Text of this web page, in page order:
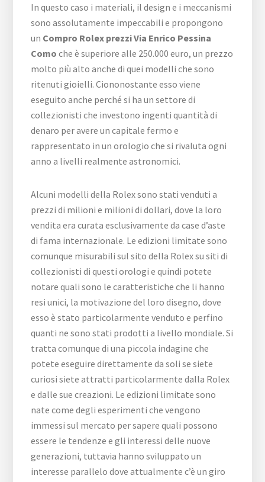
In questo caso i materiali, il design e i meccanismi
sono assolutamente impeccabili e propongono
un Compro Rolex prezzi Via Enrico Pessina
Como che è superiore alle 250.000 euro, un prezzo
molto più alto anche di quei modelli che sono
ritenuti gioielli. Ciononostante esso viene
eseguito anche perché si ha un settore di
collezionisti che investono ingenti quantità di
denaro per avere un capitale fermo e
rappresentato in un orologio che si rivaluta ogni
anno a livelli realmente astronomici.
Alcuni modelli della Rolex sono stati venduti a
prezzi di milioni e milioni di dollari, dove la loro
vendita era curata esclusivamente da case d’aste
di fama internazionale. Le edizioni limitate sono
comunque misurabili sul sito della Rolex su siti di
collezionisti di questi orologi e quindi potete
notare quali sono le caratteristiche che li hanno
resi unici, la motivazione del loro disegno, dove
esso è stato particolarmente venduto e perfino
quanti ne sono stati prodotti a livello mondiale. Si
tratta comunque di una piccola indagine che
potete eseguire direttamente da soli se siete
curiosi siete attratti particolarmente dalla Rolex
e dalle sue creazioni. Le edizioni limitate sono
nate come degli esperimenti che vengono
immessi sul mercato per sapere quali possono
essere le tendenze e gli interessi delle nuove
generazioni, tuttavia hanno sviluppato un
interesse parallelo dove attualmente c’è un giro